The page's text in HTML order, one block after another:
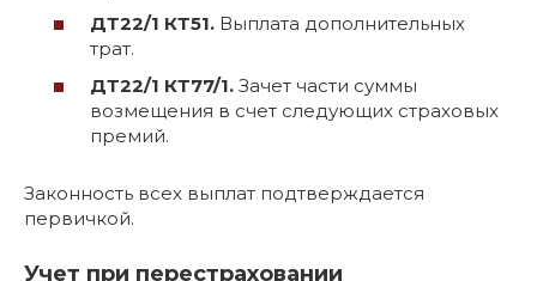
ДТ22/1 КТ51. Выплата дополнительных
трат.
ДТ22/1 КТ77/1. Зачет части суммы
возмещения в счет следующих страховых
премий.
Законность всех выплат подтверждается
первичкой.
Учет при перестраховании